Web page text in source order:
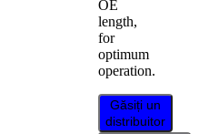
OE
length,
for
optimum
operation.
Găsiți un
distribuitor